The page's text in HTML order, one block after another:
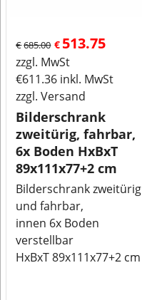
€685.00 € 513.75
zzgl. MwSt
€611.36 inkl. MwSt
zzgl. Versand
Bilderschrank
zweitürig, fahrbar,
6x Boden HxBxT
89x111x77+2 cm
Bilderschrank zweitürig
und fahrbar,
innen 6x Boden
verstellbar
HxBxT 89x111x77+2 cm